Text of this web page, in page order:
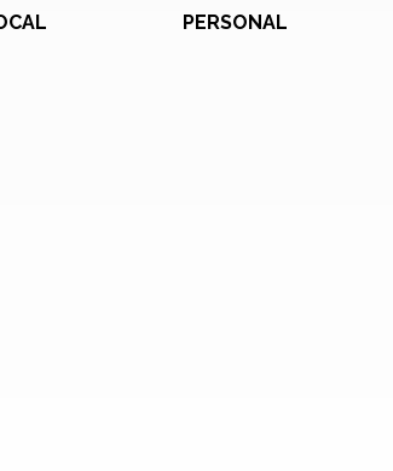
PERSONAL